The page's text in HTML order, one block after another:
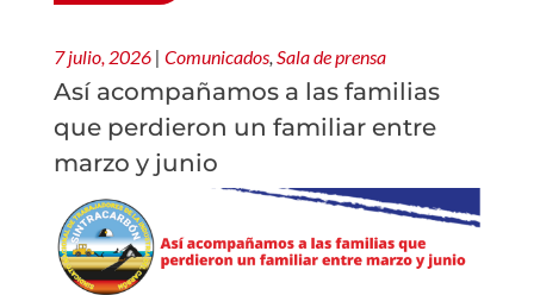
7 julio, 2026 | Comunicados Sala de prensa
Así acompañamos a las familias
que perdieron un familiar entre
marzo y junio